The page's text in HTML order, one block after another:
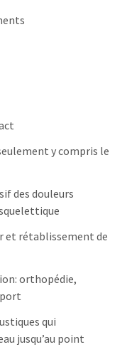
y compris le
des douleurs
et rétablissement de
orthopédie,
qui
jusqu’au point